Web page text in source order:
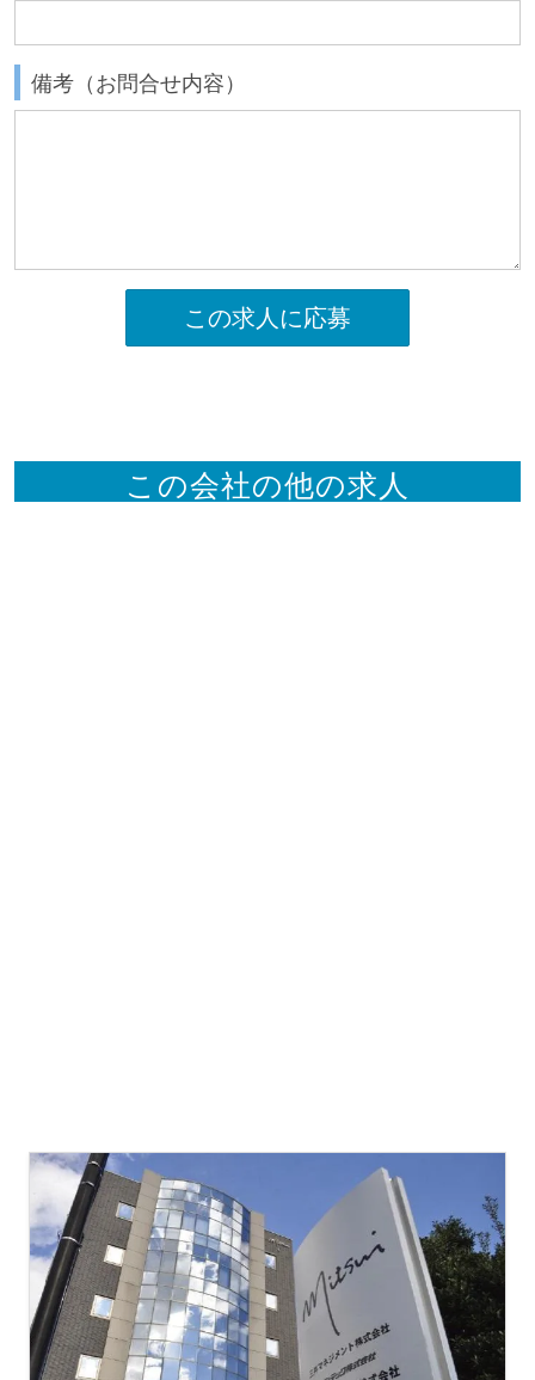
備考（お問合せ内容）
この求人に応募
この会社の他の求人